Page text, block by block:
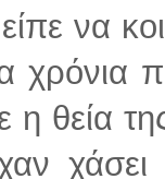
να
η θεία